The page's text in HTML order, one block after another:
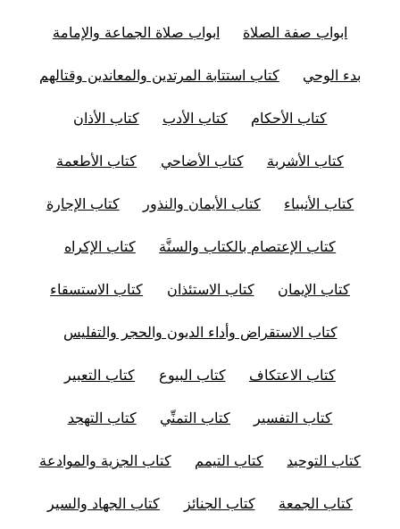
ابواب صفة الصلاة ابواب صلاة الجماعة والإمامة
بدء الوحي كتاب استتابة المرتدين والمعاندين وقتالهم
كتاب الأحكام كتاب الأدب كتاب الأذان
كتاب الأشربة كتاب الأضاحي كتاب الأطعمة
كتاب الأنبياء كتاب الأيمان والنذور كتاب الإجارة
كتاب الإعتصام بالكتاب والسنَّة كتاب الإكراه
كتاب الإيمان كتاب الاستئذان كتاب الاستسقاء
كتاب الاستقراض وأداء الديون والحجر والتفليس
كتاب الاعتكاف كتاب البيوع كتاب التعبير
كتاب التفسير كتاب التمنِّي كتاب التهجد
كتاب التوحيد كتاب التيمم كتاب الجزية والموادعة
كتاب الجمعة كتاب الجنائز كتاب الجهاد والسير